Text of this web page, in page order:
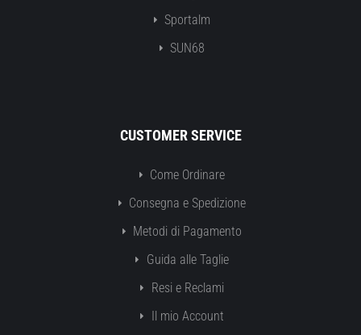
Sportalm
SUN68
CUSTOMER SERVICE
Come Ordinare
Consegna e Spedizione
Metodi di Pagamento
Guida alle Taglie
Resi e Reclami
Il mio Account